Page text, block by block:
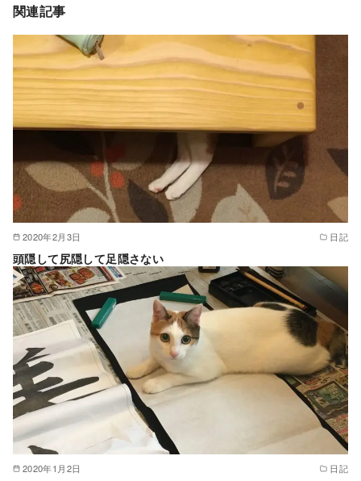
関連記事
2020年2月3日 日記
頭隠して尻隠して足隠さない
2020年1月2日 日記